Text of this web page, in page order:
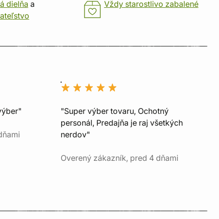
dielňa a
Vždy starostlivo zabalené
"Super výber tovaru, Ochotný
personál, Predajňa je raj všetkých
nerdov"
Overený zákazník, pred 4 dňami